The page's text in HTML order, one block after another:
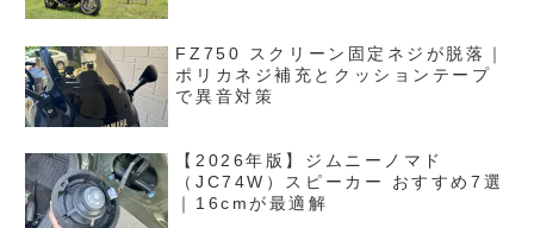
FZ750 スクリーン固定ネジが脱落｜
ポリカネジ補充とクッションテープ
で異音対策
【2026年版】ジムニーノマド
（JC74W）スピーカー おすすめ7選
｜16cmが最適解